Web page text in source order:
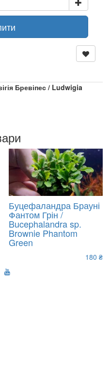
Бревіпес / Ludwigia
Буцефаландра Брауні
Фантом Грін /
Bucephalandra sp.
Brownie Phantom
Green
180 ₴